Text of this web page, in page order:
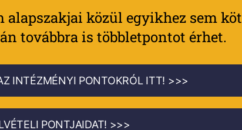
közül egyikhez sem
továbbra is többletpontot érhet.
INTÉZMÉNYI PONTOKRÓL ITT! >>>
PONTJAIDAT! >>>